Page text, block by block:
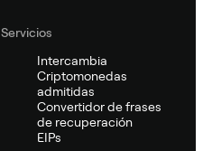
Servicios
Intercambia
Criptomonedas
admitidas
Convertidor de frases
de recuperación
EIPs